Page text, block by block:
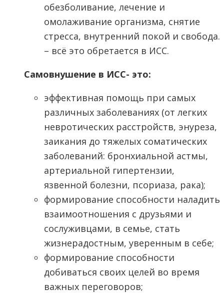
обезболивание, лечение и
омолаживание организма, снятие
стресса, внутренний покой и свобода.
– всё это обретается в ИСС.
Самовнушение в ИСС- это:
эффективная помощь при самых
различных заболеваниях (от легких
невротических расстройств, энуреза,
заикания до тяжелых соматических
заболеваний: бронхиальной астмы,
артериальной гипертензии,
язвенной болезни, псориаза, рака);
формирование способности наладить
взаимоотношения с друзьями и
сослуживцами, в семье, стать
жизнерадостным, уверенным в себе;
формирование способности
добиваться своих целей во время
важных переговоров;